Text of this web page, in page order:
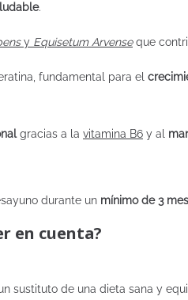
.
y Equisetum Arvenseque
fundamental para el
gracias a la vitamina B6 y al
durante un mínimo de 3
en cuenta?
sustituto de una dieta sana y